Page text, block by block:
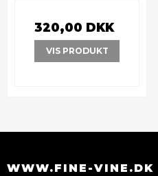
320,00 DKK
VIS PRODUKT
WWW.FINE-VINE.DK